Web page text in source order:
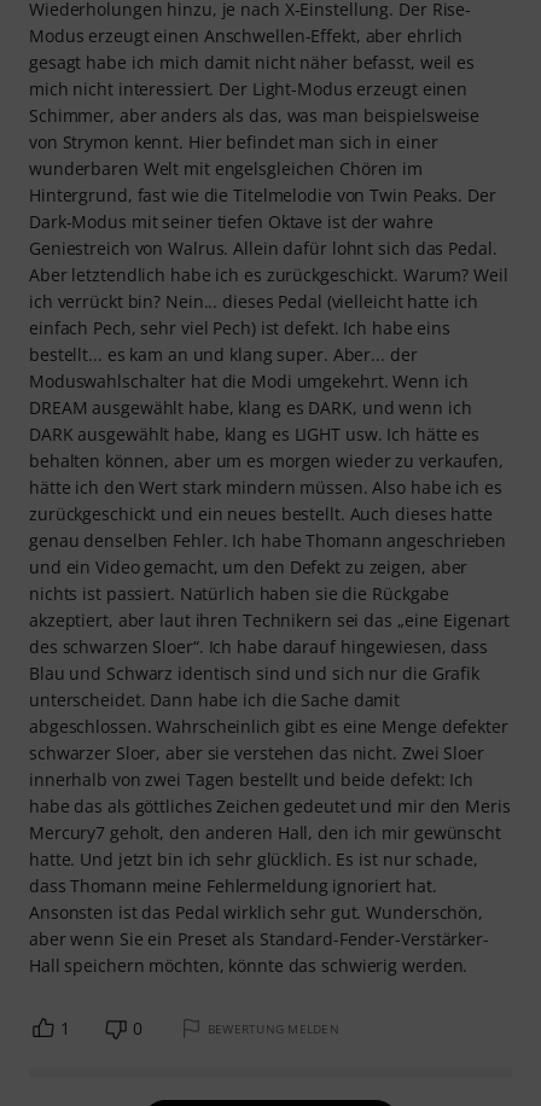
Wiederholungen hinzu, je nach X-Einstellung. Der Rise-
Modus erzeugt einen Anschwellen-Effekt, aber ehrlich
gesagt habe ich mich damit nicht näher befasst, weil es
mich nicht interessiert. Der Light-Modus erzeugt einen
Schimmer, aber anders als das, was man beispielsweise
von Strymon kennt. Hier befindet man sich in einer
wunderbaren Welt mit engelsgleichen Chören im
Hintergrund, fast wie die Titelmelodie von Twin Peaks. Der
Dark-Modus mit seiner tiefen Oktave ist der wahre
Geniestreich von Walrus. Allein dafür lohnt sich das Pedal.
Aber letztendlich habe ich es zurückgeschickt. Warum? Weil
ich verrückt bin? Nein... dieses Pedal (vielleicht hatte ich
einfach Pech, sehr viel Pech) ist defekt. Ich habe eins
bestellt... es kam an und klang super. Aber... der
Moduswahlschalter hat die Modi umgekehrt. Wenn ich
DREAM ausgewählt habe, klang es DARK, und wenn ich
DARK ausgewählt habe, klang es LIGHT usw. Ich hätte es
behalten können, aber um es morgen wieder zu verkaufen,
hätte ich den Wert stark mindern müssen. Also habe ich es
zurückgeschickt und ein neues bestellt. Auch dieses hatte
genau denselben Fehler. Ich habe Thomann angeschrieben
und ein Video gemacht, um den Defekt zu zeigen, aber
nichts ist passiert. Natürlich haben sie die Rückgabe
akzeptiert, aber laut ihren Technikern sei das „eine Eigenart
des schwarzen Sloer“. Ich habe darauf hingewiesen, dass
Blau und Schwarz identisch sind und sich nur die Grafik
unterscheidet. Dann habe ich die Sache damit
abgeschlossen. Wahrscheinlich gibt es eine Menge defekter
schwarzer Sloer, aber sie verstehen das nicht. Zwei Sloer
innerhalb von zwei Tagen bestellt und beide defekt: Ich
habe das als göttliches Zeichen gedeutet und mir den Meris
Mercury7 geholt, den anderen Hall, den ich mir gewünscht
hatte. Und jetzt bin ich sehr glücklich. Es ist nur schade,
dass Thomann meine Fehlermeldung ignoriert hat.
Ansonsten ist das Pedal wirklich sehr gut. Wunderschön,
aber wenn Sie ein Preset als Standard-Fender-Verstärker-
Hall speichern möchten, könnte das schwierig werden.
1 0 BEWERTUNG MELDEN